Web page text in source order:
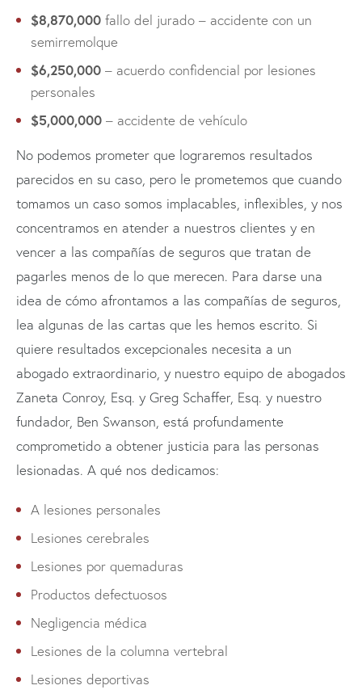
$8,870,000 fallo del jurado – accidente con un
semirremolque
$6,250,000 – acuerdo confidencial por lesiones
personales
$5,000,000 – accidente de vehículo
No podemos prometer que lograremos resultados
parecidos en su caso, pero le prometemos que cuando
tomamos un caso somos implacables, inflexibles, y nos
concentramos en atender a nuestros clientes y en
vencer a las compañías de seguros que tratan de
pagarles menos de lo que merecen. Para darse una
idea de cómo afrontamos a las compañías de seguros,
lea algunas de las cartas que les hemos escrito. Si
quiere resultados excepcionales necesita a un
abogado extraordinario, y nuestro equipo de abogados
Zaneta Conroy, Esq. y Greg Schaffer, Esq. y nuestro
fundador, Ben Swanson, está profundamente
comprometido a obtener justicia para las personas
lesionadas. A qué nos dedicamos:
A lesiones personales
Lesiones cerebrales
Lesiones por quemaduras
Productos defectuosos
Negligencia médica
Lesiones de la columna vertebral
Lesiones deportivas